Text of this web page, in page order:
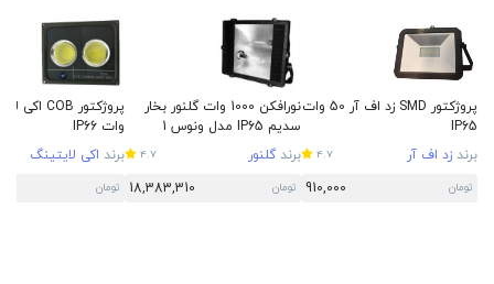
پروژکتور SMD زد اف آر 50 وات
IP65
برند زد اف آر 4.7
تومان 910,000
نورافکن 1000 وات گلنور بخار
سدیم IP65 مدل ونوس 1
برندگلنور 4.7
تومان 18,383,310
وات IP66
برند اکی لایتینگ
تومان